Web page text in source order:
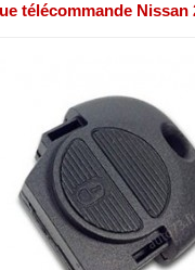
télécommande Nissan